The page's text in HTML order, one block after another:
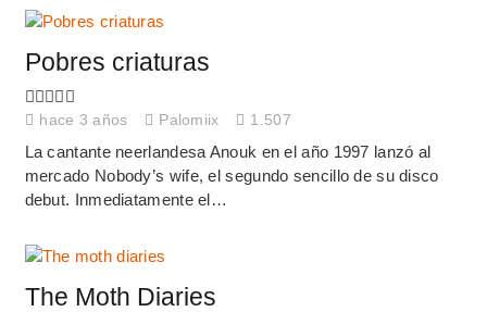
Pobres criaturas
hace 3 años Palomiix 1.507
La cantante neerlandesa Anouk en el año 1997 lanzó al
mercado Nobody’s wife, el segundo sencillo de su disco
debut. Inmediatamente el…
The Moth Diaries